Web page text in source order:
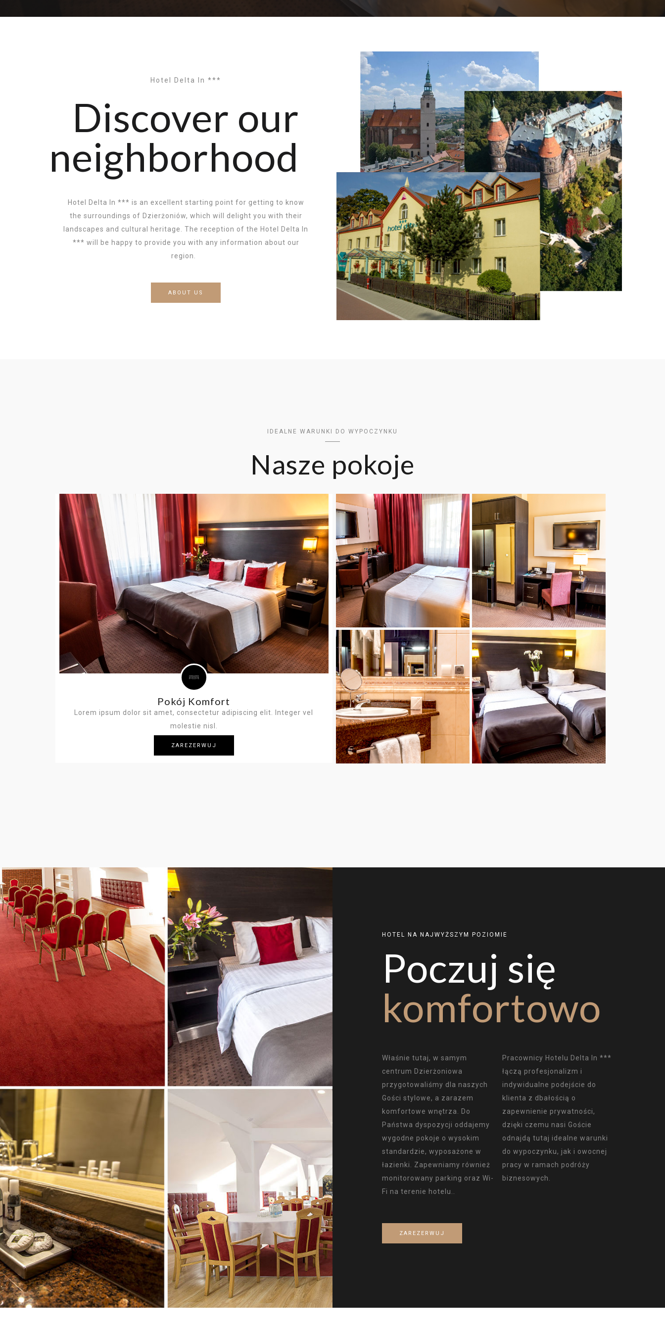
Hotel Delta In ***
Discover our
neighborhood
Hotel Delta In *** is an excellent starting point for getting to know
the surroundings of Dzierżoniów, which will delight you with their
landscapes and cultural heritage. The reception of the Hotel Delta In
*** will be happy to provide you with any information about our
region.
ABOUT US
IDEALNE WARUNKI DO WYPOCZYNKU
Nasze pokoje
Pokój Komfort
Lorem ipsum dolor sit amet, consectetur adipiscing elit. Integer vel
molestie nisl.
ZAREZERWUJ
HOTEL NA NAJWYŻSZYM POZIOMIE
Poczuj się
komfortowo
Właśnie tutaj, w samym
centrum Dzierżoniowa
przygotowaliśmy dla naszych
Gości stylowe, a zarazem
komfortowe wnętrza. Do
Państwa dyspozycji oddajemy
wygodne pokoje o wysokim
standardzie, wyposażone w
łazienki. Zapewniamy również
monitorowany parking oraz Wi-
Fi na terenie hotelu..
Pracownicy Hotelu Delta In ***
łączą profesjonalizm i
indywidualne podejście do
klienta z dbałością o
zapewnienie prywatności,
dzięki czemu nasi Goście
odnajdą tutaj idealne warunki
do wypoczynku, jak i owocnej
pracy w ramach podróży
biznesowych.
ZAREZERWUJ